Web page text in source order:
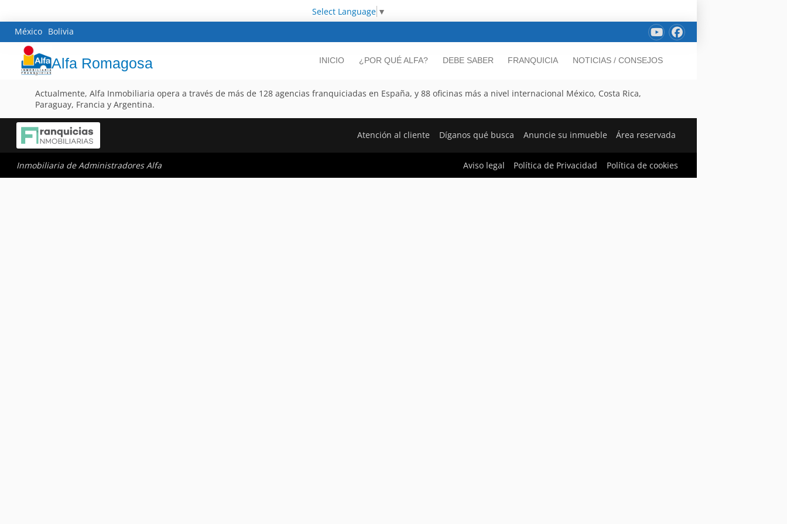
Select Language ▼
México Bolivia
Alfa Romagosa INICIO ¿POR QUÉ ALFA? DEBE SABER FRANQUICIA NOTICIAS / CONSEJOS
Actualmente, Alfa Inmobiliaria opera a través de más de 128 agencias franquiciadas en España, y 88 oficinas más a nivel internacional México, Costa Rica,
Paraguay, Francia y Argentina.
Atención al cliente Díganos qué busca Anuncie su inmueble Área reservada
Inmobiliaria de Administradores Alfa Aviso legal Política de Privacidad Política de cookies